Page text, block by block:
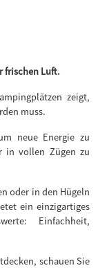
frischen Luft.
zeigt,
muss.
neue Energie zu
in vollen Zügen zu
oder in den Hügeln
ein einzigartiges
Einfachheit,
schauen Sie